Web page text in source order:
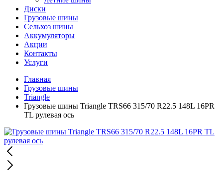
Диски
Грузовые шины
Сельхоз шины
Аккумуляторы
Акции
Контакты
Услуги
Главная
Грузовые шины
Triangle
Грузовые шины Triangle TRS66 315/70 R22.5 148L 16PR
TL рулевая ось